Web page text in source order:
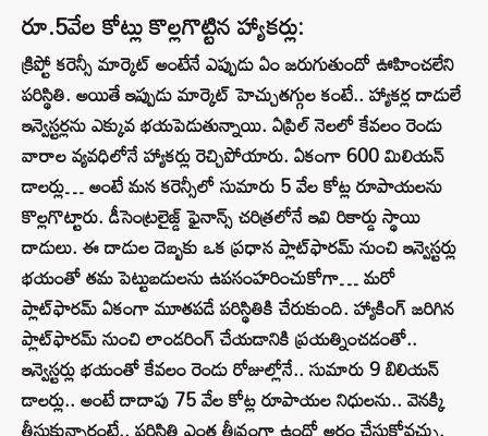
రూ.5వేల కోట్లు కొల్లగొట్టిన హ్యాకర్లు:
క్రిప్టో కరెన్సీ మార్కెట్ అంటేనే ఎప్పుడు ఏం జరుగుతుందో ఊహించలేని
పరిస్థితి. అయితే ఇప్పుడు మార్కెట్ హెచ్చుతగ్గుల కంటే.. హ్యాకర్ల దాడులే
ఇన్వెస్టర్లను ఎక్కువ భయపెడుతున్నాయి. ఏప్రిల్ నెలలో కేవలం రెండు
వారాల వ్యవధిలోనే హ్యాకర్లు రెచ్చిపోయారు. ఏకంగా 600 మిలియన్
డాలర్లు… అంటే మన కరెన్సీలో సుమారు 5 వేల కోట్ల రూపాయలను
కొల్లగొట్టారు. డీసెంట్రలైజ్డ్ ఫైనాన్స్ చరిత్రలోనే ఇవి రికార్డు స్థాయి
దాడులు. ఈ దాడుల దెబ్బకు ఒక ప్రధాన ప్లాట్‌ఫారమ్ నుంచి ఇన్వెస్టర్లు
భయంతో తమ పెట్టుబడులను ఉపసంహరించుకోగా… మరో
ప్లాట్‌ఫారమ్ ఏకంగా మూతపడే పరిస్థితికి చేరుకుంది. హ్యాకింగ్ జరిగిన
ప్లాట్‌ఫారమ్ నుంచి లాండరింగ్ చేయడానికి ప్రయత్నించడంతో..
ఇన్వెస్టర్లు భయంతో కేవలం రెండు రోజుల్లోనే.. సుమారు 9 బిలియన్
డాలర్లు.. అంటే దాదాపు 75 వేల కోట్ల రూపాయల నిధులను.. వెనక్కి